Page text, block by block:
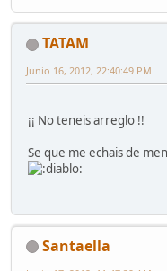
TATAM
Junio 16, 2012, 22:40:49 PM
¡¡ No teneis arreglo !!
Se que me echais de
Santaella